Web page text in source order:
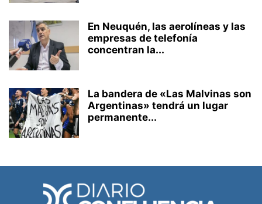
En Neuquén, las aerolíneas y las
empresas de telefonía
concentran la...
La bandera de «Las Malvinas son
Argentinas» tendrá un lugar
permanente...